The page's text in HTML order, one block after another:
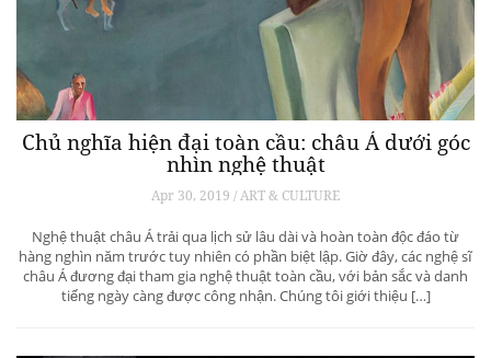
Chủ nghĩa hiện đại toàn cầu: châu Á dưới góc
nhìn nghệ thuật
Apr 30, 2019 / ART & CULTURE
Nghệ thuật châu Á trải qua lịch sử lâu dài và hoàn toàn độc đáo từ
hàng nghìn năm trước tuy nhiên có phần biệt lập. Giờ đây, các nghệ sĩ
châu Á đương đại tham gia nghệ thuật toàn cầu, với bản sắc và danh
tiếng ngày càng được công nhận. Chúng tôi giới thiệu […]